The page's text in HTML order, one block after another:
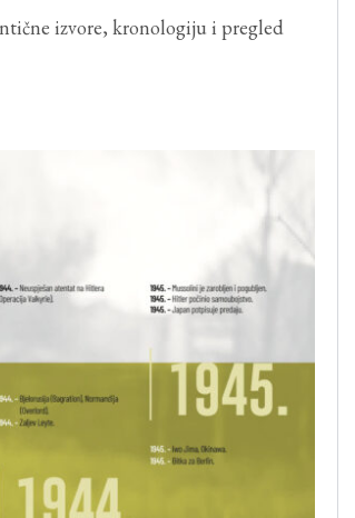
izvore, kronologiju i pregled